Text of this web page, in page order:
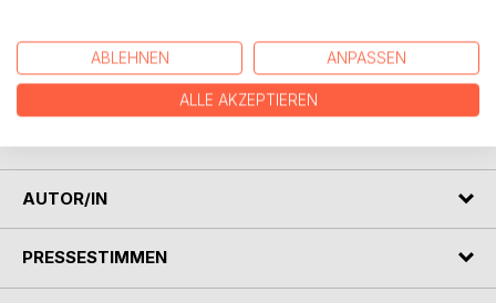
Leben und ihre Vorstellungen von dem Leben auf der Erde.
Sie ist kein gewöhnlicher Mensch, sondern das Ebenbild
der verstorbenen Rosalie. Sie ist zunächst beunruhigt und
verunsichert. Ist sie tatsächlich selbst eine Ari? Kann sie
AUTOR/IN
PRESSESTIMMEN
ABLEHNEN ANPASSEN
ALLE AKZEPTIEREN